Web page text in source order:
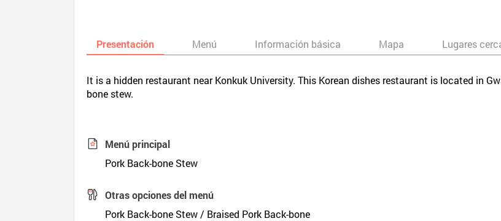
Presentación Menú Información básica Mapa Lugares
It is a hidden restaurant near Konkuk University. This Korean dishes restaurant is located in
bone stew.
Menú principal
Pork Back-bone Stew
Otras opciones del menú
Pork Back-bone Stew / Braised Pork Back-bone